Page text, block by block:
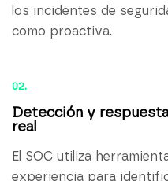
los incidentes de
como proactiva.
02.
Detección y
real
El SOC utiliza
experiencia para